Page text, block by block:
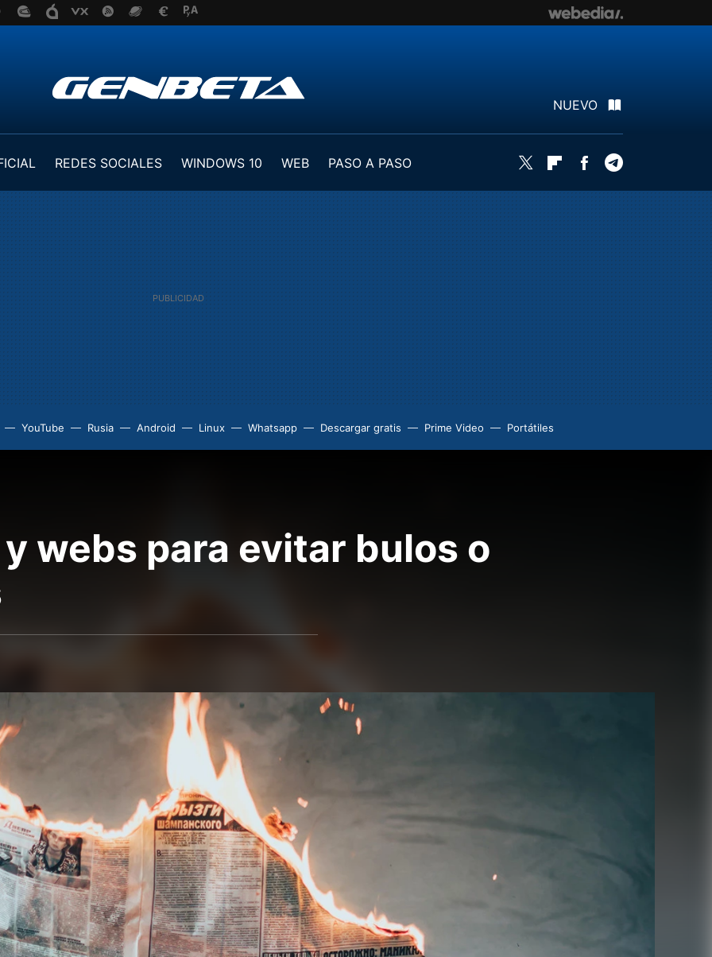
NUEVO
REDES SOCIALES WINDOWS 10 WEB
PASO A PASO
Twitter FlipboardFacebook
YouTube Rusia Android Linux Whatsapp Descargar gratis Prime Video Portátiles
webs para evitar bulos o